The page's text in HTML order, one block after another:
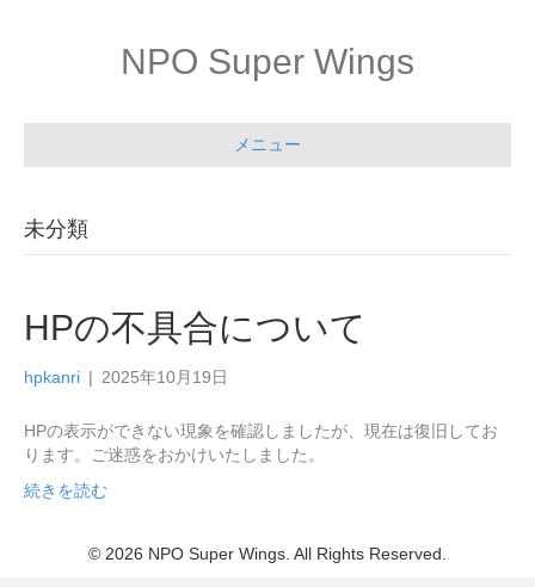
NPO Super Wings
メニュー
未分類
HPの不具合について
hpkanri | 2025年10月19日
HPの表示ができない現象を確認しましたが、現在は復旧してお
ります。ご迷惑をおかけいたしました。
続きを読む
© 2026 NPO Super Wings. All Rights Reserved.